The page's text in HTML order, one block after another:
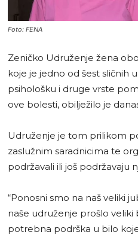
Foto: FENA
Zeničko Udruženje žena
koje je jedno od šest sličnih
psihološku i druge vrste
ove bolesti, obilježilo je
Udruženje je tom prilikom
zaslužnim saradnicima te
podržavali ili još podržavaju
“Ponosni smo na naš veliki
naše udruženje prošlo veliki
potrebna podrška u bilo